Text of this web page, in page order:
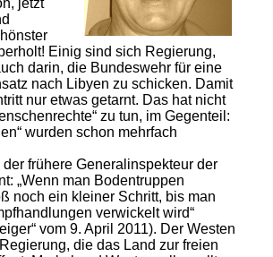
Einig sind sich Regierung,
darin, die Bundeswehr für eine
nach Libyen zu schicken. Damit
nur etwas getarnt. Das hat nicht
zu tun, im Gegenteil:
wurden schon mehrfach
frühere Generalinspekteur der
„Wenn man Bodentruppen
noch ein kleiner Schritt, bis man
verwickelt wird“
vom 9. April 2011). Der Westen
die das Land zur freien